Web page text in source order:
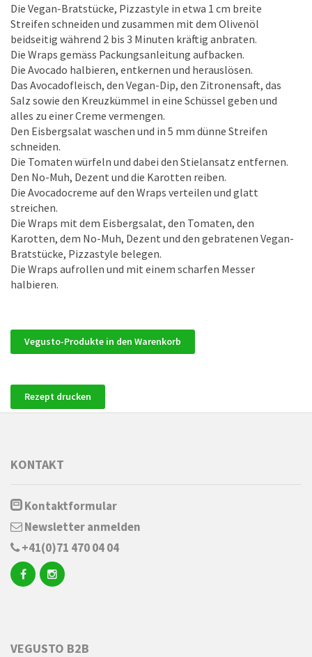
Die Vegan-Bratstücke, Pizzastyle in etwa 1 cm breite
Streifen schneiden und zusammen mit dem Olivenöl
beidseitig während 2 bis 3 Minuten kräftig anbraten.
Die Wraps gemäss Packungsanleitung aufbacken.
Die Avocado halbieren, entkernen und herauslösen.
Das Avocadofleisch, den Vegan-Dip, den Zitronensaft, das
Salz sowie den Kreuzkümmel in eine Schüssel geben und
alles zu einer Creme vermengen.
Den Eisbergsalat waschen und in 5 mm dünne Streifen
schneiden.
Die Tomaten würfeln und dabei den Stielansatz entfernen.
Den No-Muh, Dezent und die Karotten reiben.
Die Avocadocreme auf den Wraps verteilen und glatt
streichen.
Die Wraps mit dem Eisbergsalat, den Tomaten, den
Karotten, dem No-Muh, Dezent und den gebratenen Vegan-
Bratstücke, Pizzastyle belegen.
Die Wraps aufrollen und mit einem scharfen Messer
halbieren.
Vegusto-Produkte in den Warenkorb
Rezept drucken
KONTAKT
Kontaktformular
Newsletter anmelden
+41(0)71 470 04 04
VEGUSTO B2B